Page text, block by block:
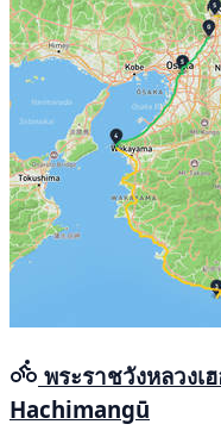
พระราชวังหลวง
Hachimangū